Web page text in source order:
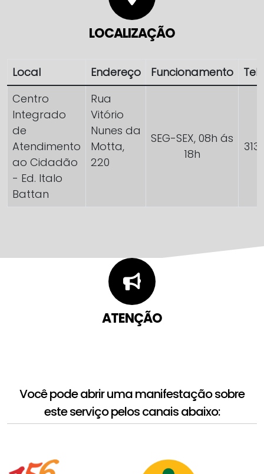
LOCALIZAÇÃO
Local Endereço Funcionamento
Centro
Integrado
de
Atendimento
ao Cidadão
- Ed. Italo
Battan
Rua
Vitório
Nunes da
Motta,
220
SEG-SEX, 08h ás
18h
ATENÇÃO
Você pode abrir uma manifestação sobre
este serviço pelos canais abaixo: